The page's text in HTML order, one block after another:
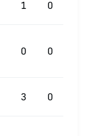
1 0
0 0
3 0